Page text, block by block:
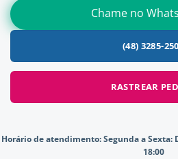
Chame no
(48) 3285-
RASTREAR
Horário de atendimento:Segunda a Sexta:
18:00